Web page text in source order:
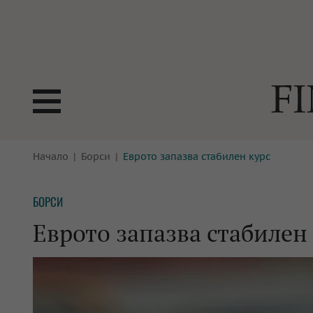
БОРСИ
КРИПТО
БАНКИ
ПАРИТЕ
ИМОТИ
Начало Борси Еврото запазва стабилен курс
БОРСИ
Еврото запазва стабилен